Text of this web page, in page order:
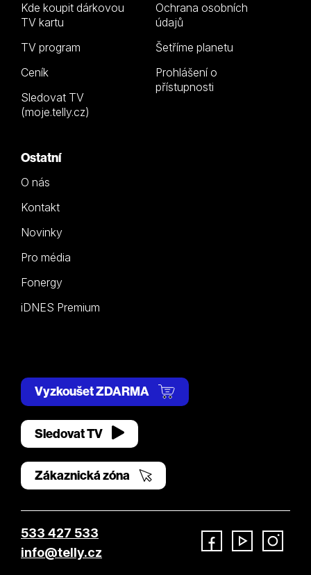
Kde koupit dárkovou
TV kartu
TV program
Ceník
Sledovat TV
(moje.telly.cz)
Ochrana osobních
údajů
Šetříme planetu
Prohlášení o
přístupnosti
Ostatní
O nás
Kontakt
Novinky
Pro média
Fonergy
iDNES Premium
Vyzkoušet ZDARMA
Sledovat TV
Zákaznická zóna
533 427 533
info@telly.cz